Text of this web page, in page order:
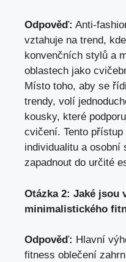
Odpověď: Anti-
vztahuje na trend,
konvenčních stylů a
oblastech jako
Místo toho, aby se
trendy, volí
kousky, které
cvičení. Tento přístup
individualitu a osobní
zapadnout do určité
Otázka 2: Jaké jsou
minimalistického
Odpověď: Hlavní
fitness oblečení